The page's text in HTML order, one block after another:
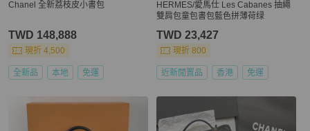
Chanel 全新荔枝皮小書包
TWD 148,888
現折 4,500
全新品 本地 免運
HERMES/愛馬仕 Les Cabanes 抽繩
雙肩包童包書包藍色拼薄荷绿
TWD 23,427
現折 800
近新閒置品 香港 免運